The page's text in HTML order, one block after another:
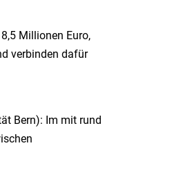
Millionen Euro,
verbinden dafür
Bern): Im mit rund